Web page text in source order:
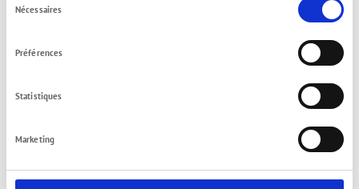
du
Nécessaires
Préférences
Statistiques
Marketing